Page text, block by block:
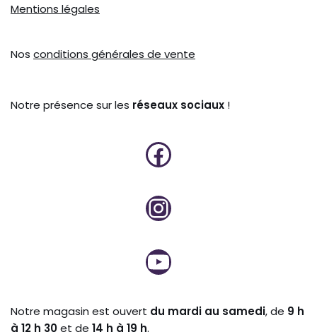
Mentions légales
Nos conditions générales de vente
Notre présence sur les réseaux sociaux !
Notre magasin est ouvert du mardi au samedi, de 9 h
à 12 h 30et de 14 h à 19 h.